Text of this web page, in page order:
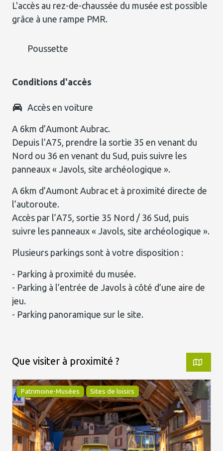
L'accès au rez-de-chaussée du musée est possible
grâce à une rampe PMR.
Poussette
Conditions d'accès
Accès en voiture
A 6km d’Aumont Aubrac.
Depuis l’A75, prendre la sortie 35 en venant du
Nord ou 36 en venant du Sud, puis suivre les
panneaux « Javols, site archéologique ».
A 6km d’Aumont Aubrac et à proximité directe de
l’autoroute.
Accès par l’A75, sortie 35 Nord / 36 Sud, puis
suivre les panneaux « Javols, site archéologique ».
Plusieurs parkings sont à votre disposition :
- Parking à proximité du musée.
- Parking à l’entrée de Javols à côté d’une aire de
jeu.
- Parking panoramique sur le site.
Que visiter à proximité ?
Patrimoine-Musées Sites de loisirs